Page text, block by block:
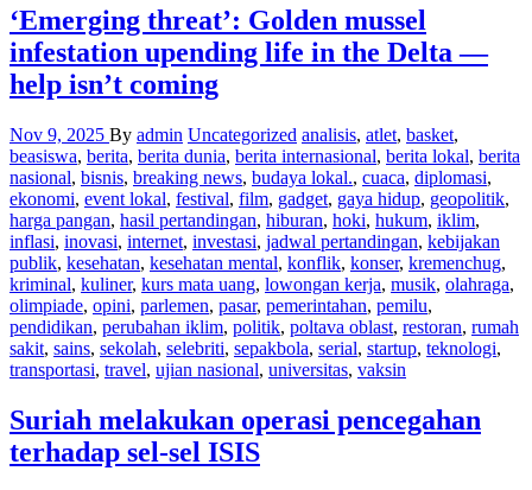
‘Emerging threat’: Golden mussel
infestation upending life in the Delta —
help isn’t coming
Nov 9, 2025 By admin Uncategorized analisis, atlet, basket,
beasiswa, berita, berita dunia, berita internasional, berita lokal, berita
nasional, bisnis, breaking news, budaya lokal., cuaca, diplomasi,
ekonomi, event lokal, festival, film, gadget, gaya hidup, geopolitik,
harga pangan, hasil pertandingan, hiburan, hoki, hukum, iklim,
inflasi, inovasi, internet, investasi, jadwal pertandingan, kebijakan
publik, kesehatan, kesehatan mental, konflik, konser, kremenchug,
kriminal, kuliner, kurs mata uang, lowongan kerja, musik, olahraga,
olimpiade, opini, parlemen, pasar, pemerintahan, pemilu,
pendidikan, perubahan iklim, politik, poltava oblast, restoran, rumah
sakit, sains, sekolah, selebriti, sepakbola, serial, startup, teknologi,
transportasi, travel, ujian nasional, universitas, vaksin
Suriah melakukan operasi pencegahan
terhadap sel-sel ISIS